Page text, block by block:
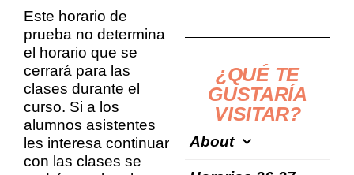
Este horario de
prueba no determina
el horario que se
cerrará para las
clases durante el
curso. Si a los
alumnos asistentes
les interesa continuar
con las clases se
¿QUÉ TE
GUSTARÍA
VISITAR?
About